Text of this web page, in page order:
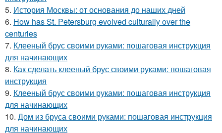
5. История Москвы: от основания до наших дней
6. How has St. Petersburg evolved culturally over the
centuries
7. Клееный брус своими руками: пошаговая инструкция
для начинающих
8. Как сделать клееный брус своими руками: пошаговая
инструкция
9. Клееный брус своими руками: пошаговая инструкция
для начинающих
10. Дом из бруса своими руками: пошаговая инструкция
для начинающих